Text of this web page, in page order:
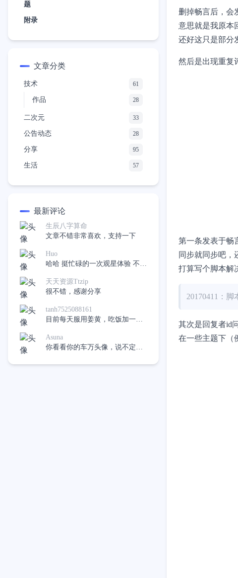
题
附录
文章分类
技术 61
作品 28
二次元 33
公告动态 28
分享 95
生活 57
最新评论
生辰八字算命
文章不错非常喜欢，支持一下
Huo
哈哈 挺忙碌的一次观星体验 不过
天天资源Ttzip
很不错，感谢分享
tanh7525088161
目前每天服用姜黄，吃饭加一
肠溃疡。
Asuna
你看看你的车万头像，说不定真
删掉畅言后，会
意思就是我原本
还好这只是部分
然后是出现重复
第一条发表于畅
同步就同步吧，
打算写个脚本解
20170411：
其次是回复者id
在一些主题下（